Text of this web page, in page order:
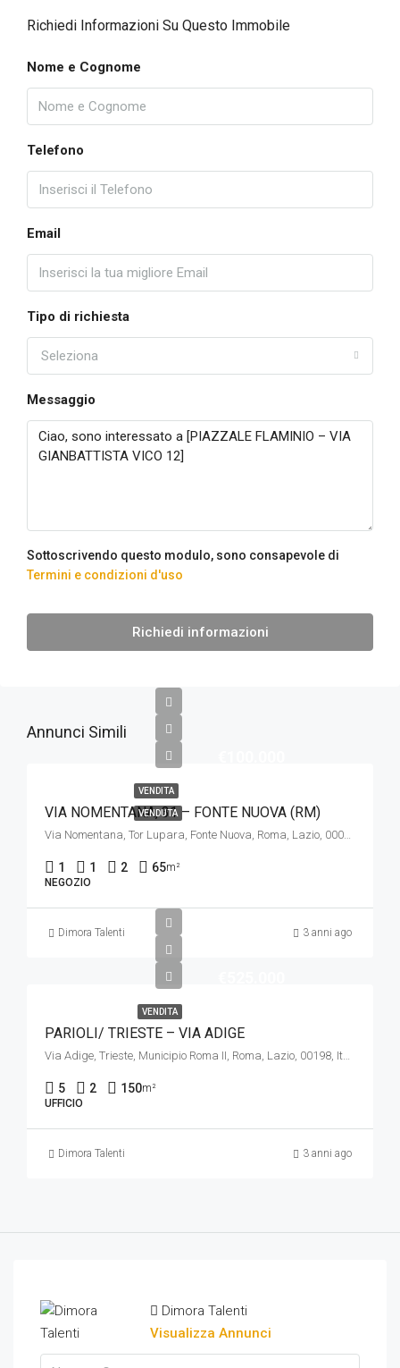
Richiedi Informazioni Su Questo Immobile
Nome e Cognome
Telefono
Email
Tipo di richiesta
Seleziona
Messaggio
Sottoscrivendo questo modulo, sono consapevole di
Termini e condizioni d'uso
Richiedi informazioni
Annunci Simili
VENDITA
VENDUTA
VIA NOMENTANA, 31 – FONTE NUOVA (RM)
Via Nomentana, Tor Lupara, Fonte Nuova, Roma, Lazio, 00010, Italia
1 1 2 65m²
NEGOZIO
Dimora Talenti 3 anni ago
VENDITA
PARIOLI/ TRIESTE – VIA ADIGE
Via Adige, Trieste, Municipio Roma II, Roma, Lazio, 00198, Italia
5 2 150m²
UFFICIO
Dimora Talenti 3 anni ago
Dimora Talenti
Visualizza Annunci